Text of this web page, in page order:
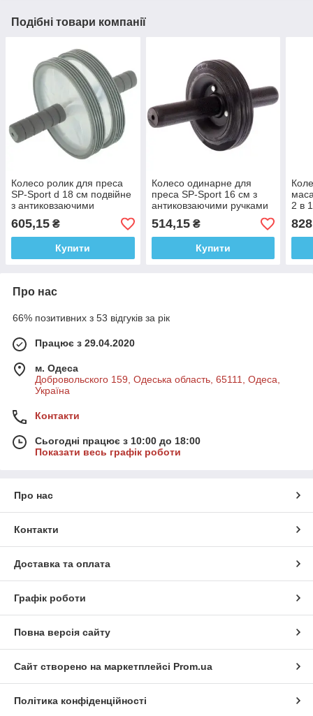
Подібні товари компанії
Колесо ролик для преса
SP-Sport d 18 см подвійне
з антиковзаючими
605,15 ₴
Купити
Колесо одинарне для
преса SP-Sport 16 см з
антиковзаючими ручками
514,15₴
Купити
2 в
Про нас
66% позитивних з 53 відгуків за рік
Працює з 29.04.2020
м. Одеса
Добровольского 159, Одеська область, 65111, Одеса,
Україна
Контакти
Сьогодні працює з 10:00 до 18:00
Показати весь графік роботи
Про нас
Контакти
Доставка та оплата
Графік роботи
Повна версія сайту
Сайт створено на маркетплейсі Prom.ua
Політика конфіденційності